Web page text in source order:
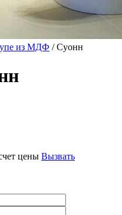
из МДФ / Суонн
цены Вызвать